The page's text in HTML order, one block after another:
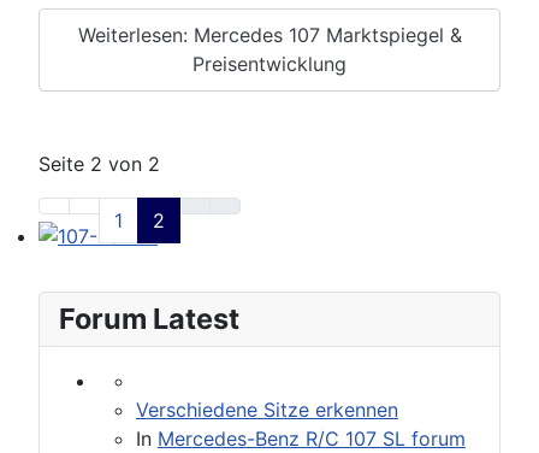
Weiterlesen: Mercedes 107 Marktspiegel &
Preisentwicklung
Seite 2 von 2
1 2
Forum Latest
Verschiedene Sitze erkennen
In Mercedes-Benz R/C 107 SL forum